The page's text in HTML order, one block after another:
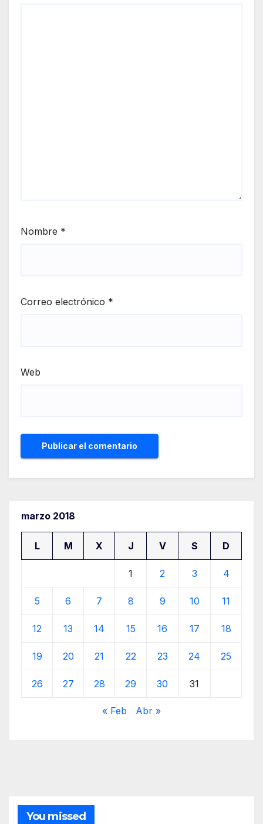
Nombre *
Correo electrónico *
Web
marzo 2018
L M X J V S D
1 2 3 4
5 6 7 8 9 10 11
12 13 14 15 16 17 18
19 20 21 22 23 24 25
26 27 28 29 30 31
« Feb Abr »
You missed